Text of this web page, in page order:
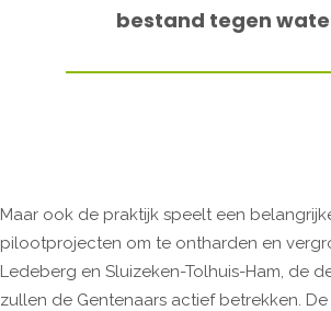
bestand tegen
Maar ook de praktijk speelt een
pilootprojecten om te ontharden en
Ledeberg en Sluizeken-Tolhuis-Ham, de
zullen de Gentenaars actief betrekken.